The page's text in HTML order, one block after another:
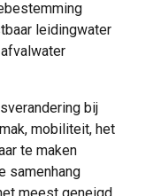
leidingwater
bij
mobiliteit, het
te maken
samenhang